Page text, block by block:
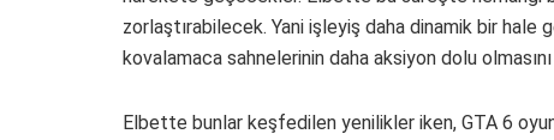
zorlaştırabilecek. Yani işleyiş daha dinamik bir
kovalamaca sahnelerinin daha aksiyon dolu
Elbette bunlar keşfedilen yenilikler iken, GTA 6